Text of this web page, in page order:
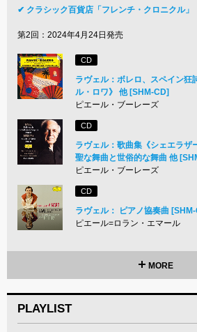
✔ クラシック百貨店「フレンチ・クロニクル」
第2回：2024年4月24日発売
CD
ラヴェル：ボレロ、スペイン狂
ル・ロワ》 他 [SHM-CD]
ピエール・ブーレーズ
CD
ラヴェル：歌曲集《シェエラザ
聖な舞曲と世俗的な舞曲 他
ピエール・ブーレーズ
CD
ラヴェル： ピアノ協奏曲
ピエール=ロラン・エマール
MORE
PLAYLIST